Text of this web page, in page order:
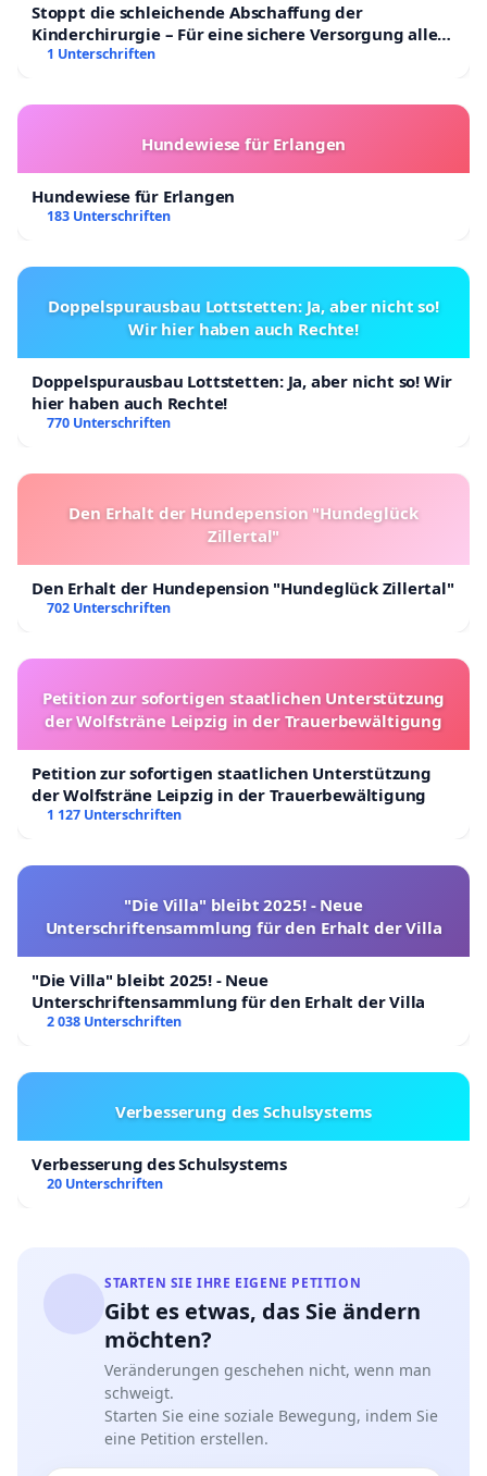
Stoppt die schleichende Abschaffung der
Kinderchirurgie – Für eine sichere Versorgung aller
Kinder in Deutschland
1 Unterschriften
Hundewiese für Erlangen
Hundewiese für Erlangen
183 Unterschriften
Doppelspurausbau Lottstetten: Ja, aber nicht so!
Wir hier haben auch Rechte!
Doppelspurausbau Lottstetten: Ja, aber nicht so! Wir
hier haben auch Rechte!
770 Unterschriften
Den Erhalt der Hundepension "Hundeglück
Zillertal"
Den Erhalt der Hundepension "Hundeglück Zillertal"
702 Unterschriften
Petition zur sofortigen staatlichen Unterstützung
der Wolfsträne Leipzig in der Trauerbewältigung
Petition zur sofortigen staatlichen Unterstützung
der Wolfsträne Leipzig in der Trauerbewältigung
1 127 Unterschriften
"Die Villa" bleibt 2025! - Neue
Unterschriftensammlung für den Erhalt der Villa
"Die Villa" bleibt 2025! - Neue
Unterschriftensammlung für den Erhalt der Villa
2 038 Unterschriften
Verbesserung des Schulsystems
Verbesserung des Schulsystems
20 Unterschriften
STARTEN SIE IHRE EIGENE PETITION
Gibt es etwas, das Sie ändern
möchten?
Veränderungen geschehen nicht, wenn man
schweigt.
Starten Sie eine soziale Bewegung, indem Sie
eine Petition erstellen.